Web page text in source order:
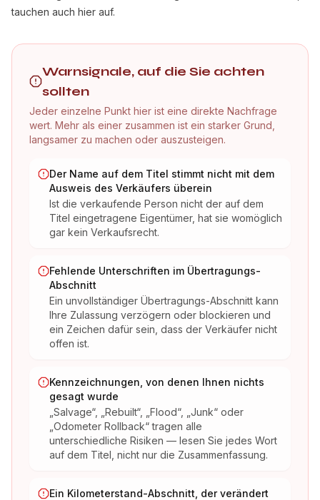
tauchen auch hier auf.
Warnsignale, auf die Sie achten
sollten
Jeder einzelne Punkt hier ist eine direkte Nachfrage
wert. Mehr als einer zusammen ist ein starker Grund,
langsamer zu machen oder auszusteigen.
Der Name auf dem Titel stimmt nicht mit dem
Ausweis des Verkäufers überein
Ist die verkaufende Person nicht der auf dem
Titel eingetragene Eigentümer, hat sie womöglich
gar kein Verkaufsrecht.
Fehlende Unterschriften im Übertragungs-
Abschnitt
Ein unvollständiger Übertragungs-Abschnitt kann
Ihre Zulassung verzögern oder blockieren und
ein Zeichen dafür sein, dass der Verkäufer nicht
offen ist.
Kennzeichnungen, von denen Ihnen nichts
gesagt wurde
„Salvage“, „Rebuilt“, „Flood“, „Junk“ oder
„Odometer Rollback“ tragen alle
unterschiedliche Risiken — lesen Sie jedes Wort
auf dem Titel, nicht nur die Zusammenfassung.
Ein Kilometerstand-Abschnitt, der verändert